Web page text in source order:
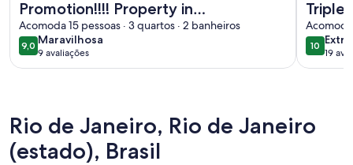
Promotion!!!! Property in
Florianópolis-SC at Praia dos
Ingleses 15 people w/ Air
Acomoda 15 pessoas · 3 quartos · 2 banheiros
9,09,0 de 10
Maravilhosa
maravilhosa
9 avaliações
(9
1010 de 10
19
Rio de Janeiro, Rio de Janeiro
(estado), Brasil